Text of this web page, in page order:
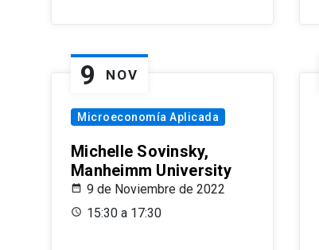
9 NOV
Microeconomía Aplicada
Michelle Sovinsky,
Manheimm University
9 de Noviembre de 2022
15:30 a 17:30